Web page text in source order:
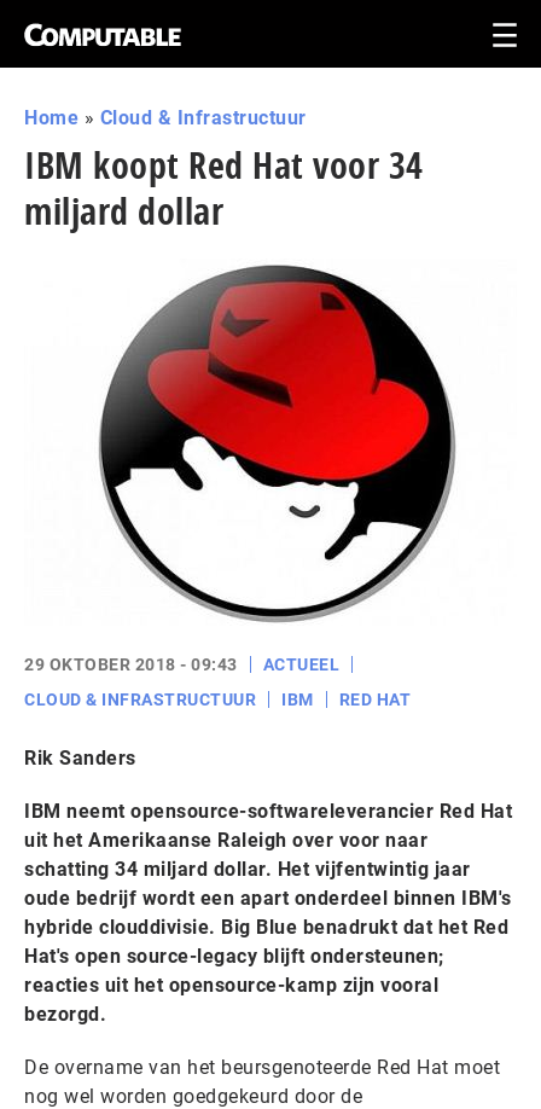
Home » Cloud & Infrastructuur
IBM koopt Red Hat voor 34
miljard dollar
29 OKTOBER 2018 - 09:43
ACTUEEL
CLOUD & INFRASTRUCTUUR
IBM RED HAT
Rik Sanders
IBM neemt opensource-softwareleverancier Red Hat
uit het Amerikaanse Raleigh over voor naar
schatting 34 miljard dollar. Het vijfentwintig jaar
oude bedrijf wordt een apart onderdeel binnen IBM's
hybride clouddivisie. Big Blue benadrukt dat het Red
Hat's open source-legacy blijft ondersteunen;
reacties uit het opensource-kamp zijn vooral
bezorgd.
De overname van het beursgenoteerde Red Hat moet
nog wel worden goedgekeurd door de